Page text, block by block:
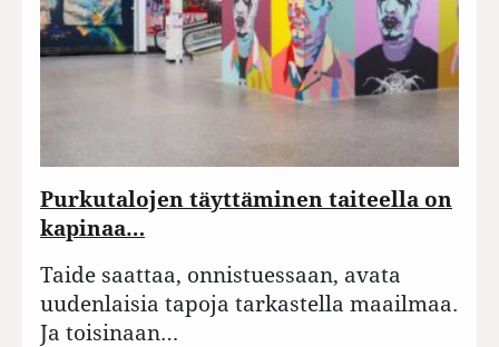
Purkutalojen täyttäminen taiteella on
kapinaa…
Taide saattaa, onnistuessaan, avata
uudenlaisia tapoja tarkastella maailmaa.
Ja toisinaan…